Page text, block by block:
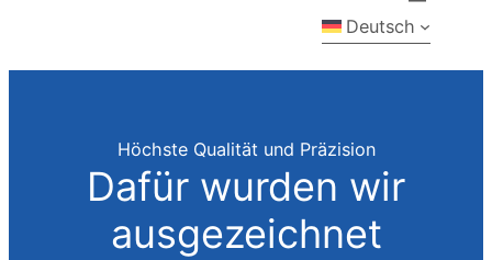
Deutsch
Höchste Qualität und Präzision
Dafür wurden wir
ausgezeichnet